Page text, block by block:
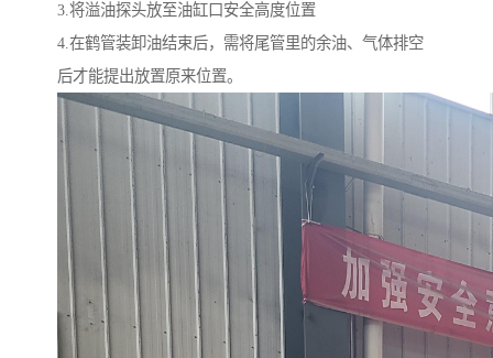
3.将溢油探头放至油缸口安全高度位置
4.在鹤管装卸油结束后，需将尾管里的余油、气体排空
后才能提出放置原来位置。